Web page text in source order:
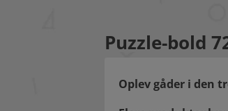
Puzzle-bold
Oplev gåder i den